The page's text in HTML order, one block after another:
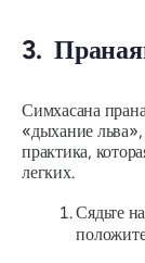
3.
Симхасана
«дыхание
практика,
легких.
Сядьте